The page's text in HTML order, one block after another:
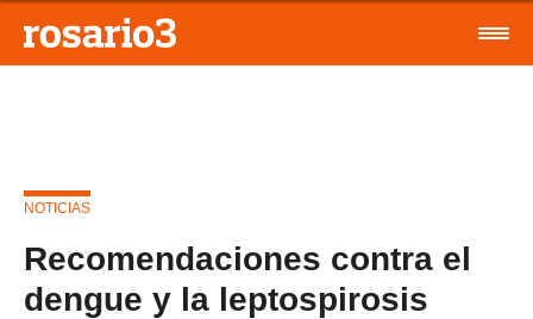
NOTICIAS
Recomendaciones contra el
dengue y la leptospirosis